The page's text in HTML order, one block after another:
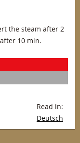
the steam after 2
10 min.
Read in:
Deutsch